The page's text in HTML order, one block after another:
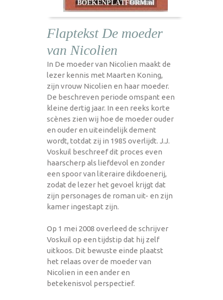
Flaptekst De moeder
van Nicolien
In De moeder van Nicolien maakt de
lezer kennis met Maarten Koning,
zijn vrouw Nicolien en haar moeder.
De beschreven periode omspant een
kleine dertig jaar. In een reeks korte
scènes zien wij hoe de moeder ouder
en ouder en uiteindelijk dement
wordt, totdat zij in 1985 overlijdt. J.J.
Voskuil beschreef dit proces even
haarscherp als liefdevol en zonder
een spoor van literaire dikdoenerij,
zodat de lezer het gevoel krijgt dat
zijn personages de roman uit- en zijn
kamer ingestapt zijn.
Op 1 mei 2008 overleed de schrijver
Voskuil op een tijdstip dat hij zelf
uitkoos. Dit bewuste einde plaatst
het relaas over de moeder van
Nicolien in een ander en
betekenisvol perspectief.